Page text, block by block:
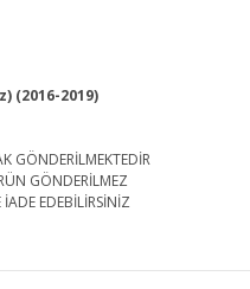
(2016-2019)
GÖNDERİLMEKTEDİR
GÖNDERİLMEZ
EDEBİLİRSİNİZ